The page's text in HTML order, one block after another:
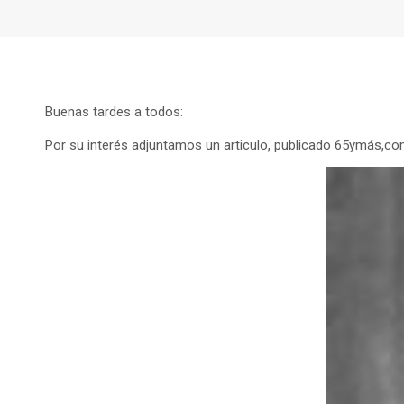
Buenas tardes a todos:
Por su interés adjuntamos un articulo, publicado